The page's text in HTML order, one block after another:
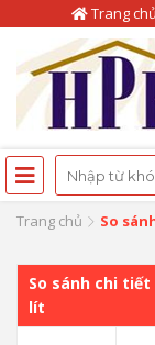
Trang chủ
Trang chủ So
So sánh chi tiết
lít